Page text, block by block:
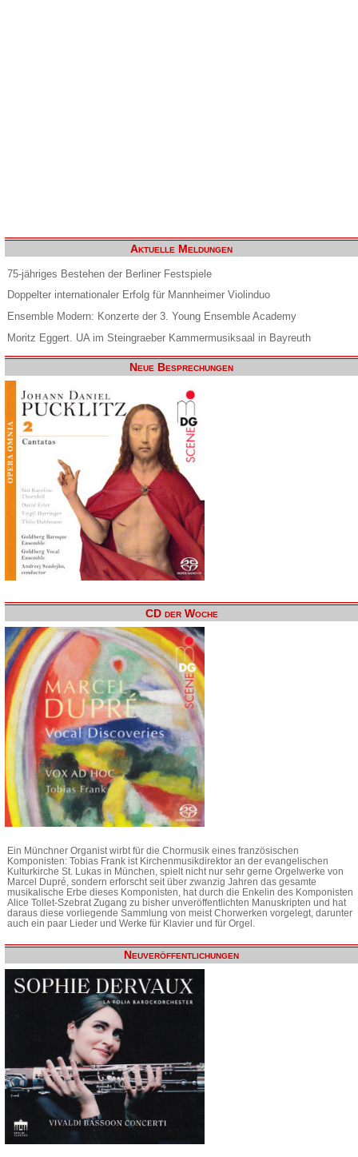
Aktuelle Meldungen
75-jähriges Bestehen der Berliner Festspiele
Doppelter internationaler Erfolg für Mannheimer Violinduo
Ensemble Modern: Konzerte der 3. Young Ensemble Academy
Moritz Eggert. UA im Steingraeber Kammermusiksaal in Bayreuth
Neue Besprechungen
CD der Woche
Ein Münchner Organist wirbt für die Chormusik eines französischen
Komponisten: Tobias Frank ist Kirchenmusikdirektor an der evangelischen
Kulturkirche St. Lukas in München, spielt nicht nur sehr gerne Orgelwerke von
Marcel Dupré, sondern erforscht seit über zwanzig Jahren das gesamte
musikalische Erbe dieses Komponisten, hat durch die Enkelin des Komponisten
Alice Tollet-Szebrat Zugang zu bisher unveröffentlichten Manuskripten und hat
daraus diese vorliegende Sammlung von meist Chorwerken vorgelegt, darunter
auch ein paar Lieder und Werke für Klavier und für Orgel.
Neuveröffentlichungen